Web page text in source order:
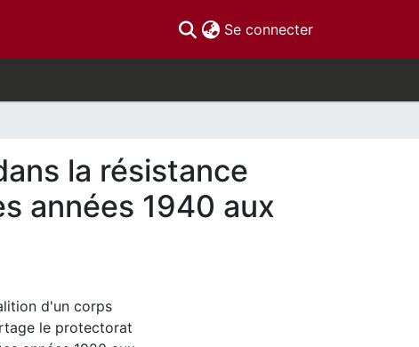
Se connecter(current)
la résistance
années 1940 aux
d'un corps
le protectorat